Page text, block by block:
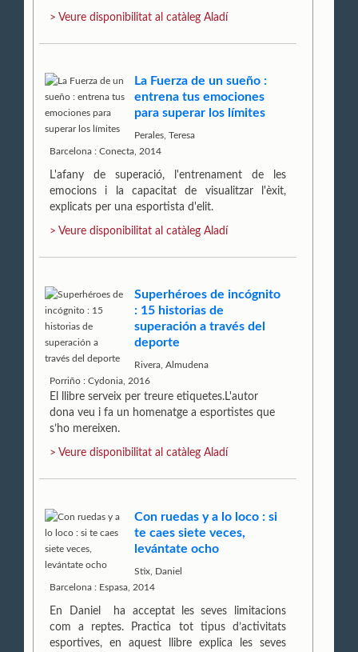
> Veure disponibilitat al catàleg Aladí
La Fuerza de un sueño :
entrena tus emociones
para superar los límites
Perales, Teresa
Barcelona : Conecta, 2014
L'afany de superació, l'entrenament de les
emocions i la capacitat de visualitzar l'èxit,
explicats per una esportista d'elit.
> Veure disponibilitat al catàleg Aladí
Superhéroes de incógnito
: 15 historias de
superación a través del
deporte
Rivera, Almudena
Porriño : Cydonia, 2016
El llibre serveix per treure etiquetes.L'autor
dona veu i fa un homenatge a esportistes que
s’ho mereixen.
> Veure disponibilitat al catàleg Aladí
Con ruedas y a lo loco : si
te caes siete veces,
levántate ocho
Stix, Daniel
Barcelona : Espasa, 2014
En Daniel ha acceptat les seves limitacions
com a reptes. Practica tot tipus d’activitats
esportives, en aquest llibre explica les seves